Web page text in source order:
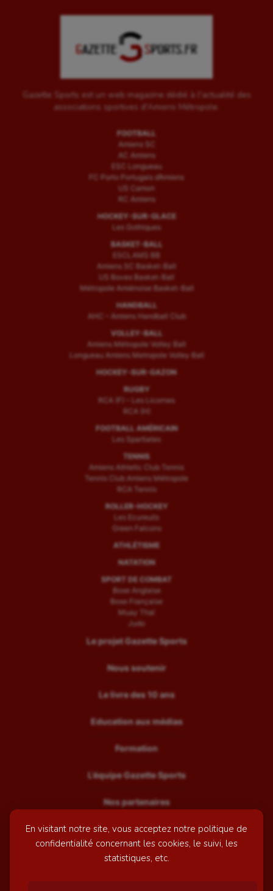
En visitant notre site, vous acceptez notre politique de
confidentialité concernant les cookies, le suivi, les
statistiques, etc.
Gazette Sports est un web magazine dédié à l'actualité des
associations sportives d'Amiens Métropole.
FOOTBALL
Amiens SC
AC Amiens
ESC Longueau
FC Porto Portugais d’Amiens
US Camon
RC Amiens
HOCKEY-SUR-GLACE
Les Gothiques
BASKET-BALL
ESCLAMS BB
Amiens SC Basket-Ball
US Boves Basket-Ball
Métropole Amiénoise Basket-Ball
HANDBALL
AHC – Amiens Handball Club
VOLLEY-BALL
Amiens Métropole Volley Ball
Longueau Amiens Metropole Volley Ball
HOCKEY-SUR-GAZON
RUGBY
RCA (F) – Les Licornes
RCA (H)
FOOTBALL AMÉRICAIN
Les Spartiates
TENNIS
Amiens Athletic Club Tennis
Tennis Club Amiens Métropole
RCA Tennis
ROLLER-HOCKEY
Les Ecureuils
Green Falcons
ATHLÉTISME
NATATION
SPORT DE COMBAT
Boxe Anglaise
Boxe Française
Muay Thaï
Judo
Le projet Gazette Sports
Nous soutenir
Le livre des 10 ans
Education aux médias
Formation
L’équipe Gazette Sports
Nos partenaires
Recrutement
Mentions légales